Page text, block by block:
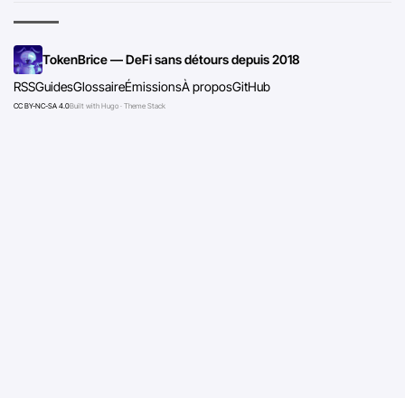
TokenBrice — DeFi sans détours depuis 2018
RSSGuidesGlossaireÉmissionsÀ proposGitHub
CC BY-NC-SA 4.0Built with Hugo · Theme Stack